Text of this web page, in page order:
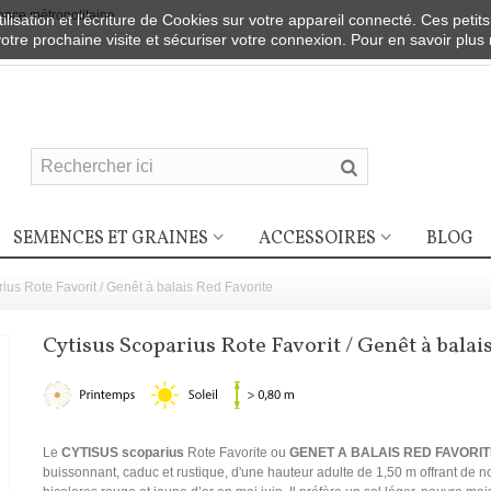
et l'écriture de Cookies sur votre appareil connecté. Ces
prochaine visite et sécuriser votre connexion. Pour en savoir
métropolitaine
SEMENCES ET GRAINES ACCESSOIRES BLOG
Rote Favorit / Genêt à balais Red Favorite
Cytisus Scoparius Rote Favorit / Genêt à
Le CYTISUS scoparius Rote Favorite ou GENET A BALAIS RED
buissonnant, caduc et rustique, d'une hauteur adulte de 1,50 m offrant de